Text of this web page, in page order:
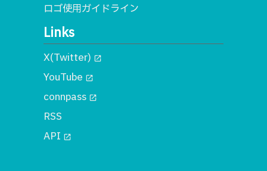
ロゴ使用ガイドライン
Links
X(Twitter) open_in_new
YouTube open_in_new
connpass open_in_new
RSS
API open_in_new